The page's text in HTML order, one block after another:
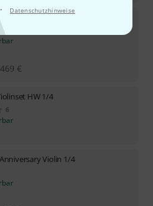
· Datenschutzhinweise
Set 1/4 SC MB
469 €
HW 1/4
6
Violin 1/4